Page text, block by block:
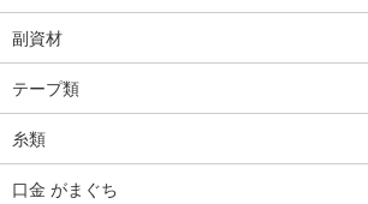
副資材
テープ類
糸類
口金 がまぐち